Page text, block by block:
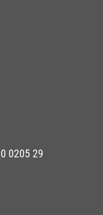
0205 29